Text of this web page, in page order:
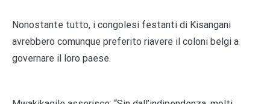
Nonostante tutto, i congolesi festanti di Kisangani
avrebbero comunque preferito riavere il coloni belgi a
governare il loro paese.